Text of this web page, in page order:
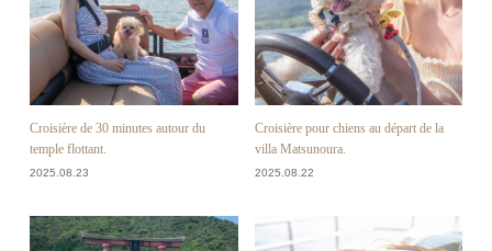
Croisière de 30 minutes autour du
temple flottant.
2025.08.23
Croisière pour chiens au départ de la
villa Matsunoura.
2025.08.22